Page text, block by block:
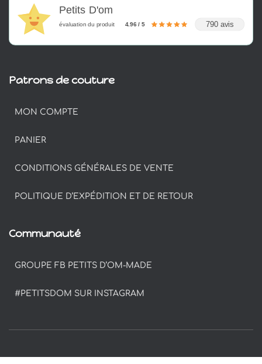
Petits D'om
évaluation du produit 4.96 / 5 790 avis
Patrons de couture
MON COMPTE
PANIER
CONDITIONS GÉNÉRALES DE VENTE
POLITIQUE D’EXPÉDITION ET DE RETOUR
Communauté
GROUPE FB PETITS D’OM-MADE
#PETITSDOM SUR INSTAGRAM